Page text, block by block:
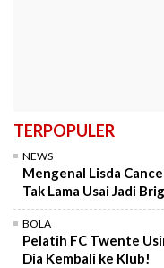
TERPOPULER
NEWS
Mengenal Lisda
Tak Lama Usai Jadi
BOLA
Pelatih FC Twente
Dia Kembali ke Klub!